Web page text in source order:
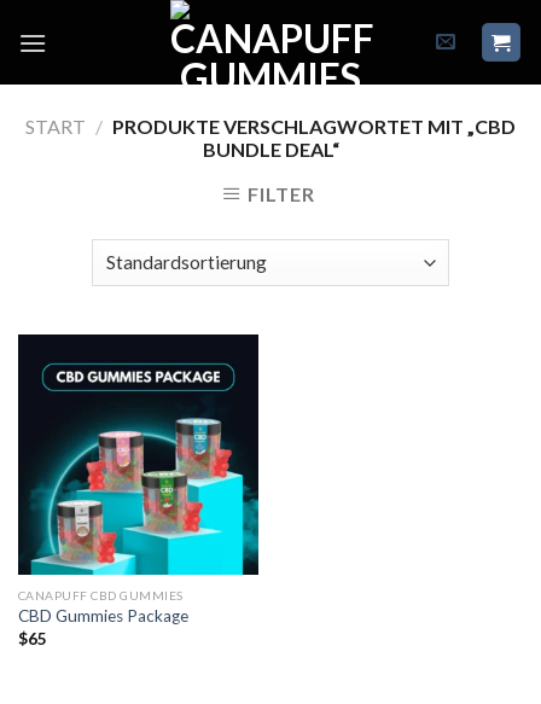
START / PRODUKTE VERSCHLAGWORTET MIT „CBD
BUNDLE DEAL“
FILTER
CANAPUFF CBD GUMMIES
CBD Gummies Package
$65